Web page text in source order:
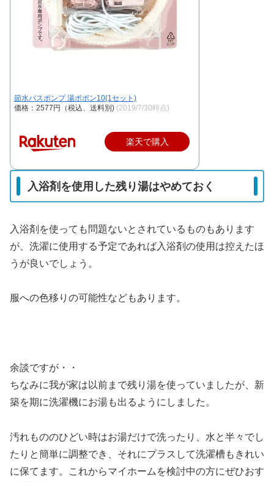
節水バスポンプ 湯ポポン10(1セット)
価格：2577円（税込、送料別) (2019/7/30時点)
楽天で購入
入浴剤を使用した残り湯はやめておく
入浴剤を使っても問題ないとされているものもあります
が、洗濯に使用する予定であれば入浴剤の使用は控えたほ
うが良いでしょう。
服への色移りの可能性などもあります。
余談ですが・・
ちなみに我が家は以前まで残り湯を使っていましたが、新
築を期に洗濯機にお湯も出るようにしました。
汚れもののひどい時はお湯だけで洗ったり、水と半々でし
たりと簡単に調整でき、それにプラスして洗濯槽もきれい
に保てます。これからマイホームを検討中の方にぜひおす